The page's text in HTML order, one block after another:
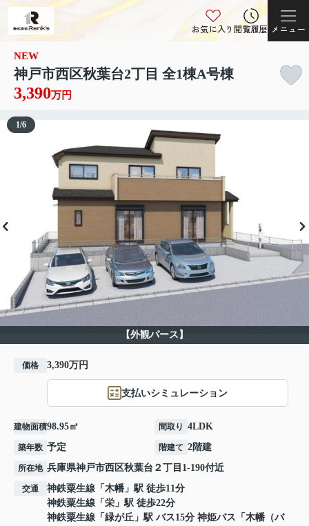
お気に入り閲覧履歴 メニュー
NEW
神戸市西区秋葉台2丁目 全1棟A号棟
3,390万円
【外観パース】
1/6
価格 3,390万円
支払いシミュレーション
建物面積98.95㎡ 間取り 4LDK
築年数 予定 階建て 2階建
所在地 兵庫県神戸市西区秋葉台 ２丁目1-190付近
交通 神鉄粟生線 「 木幡 」駅 徒歩11分
神鉄粟生線 「 栄 」駅 徒歩22分
神鉄粟生線 「 緑が丘 」駅 バス15分 神姫バス「木幡（バ